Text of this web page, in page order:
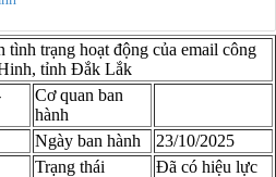
tình trạng hoạt động của email công
tỉnh Đắk Lắk
Cơ quan ban
hành
Ngày ban hành
23/10/2025
Trạng thái Đã có hiệu lực